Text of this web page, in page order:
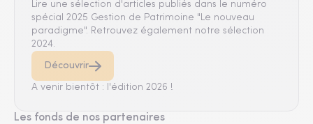
Lire une sélection d'articles publiés dans le numéro
spécial 2025 Gestion de Patrimoine "Le nouveau
paradigme". Retrouvez également notre sélection
2024.
Découvrir
A venir bientôt : l'édition 2026 !
Les fonds de nos partenaires